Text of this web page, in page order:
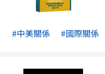
#中美關係 #國際關係